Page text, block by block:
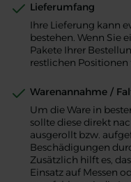
Lieferumfang
Ihre Lieferung kann
bestehen. Wenn Sie
Pakete Ihrer
restlichen
Warenannahme /
Um die Ware in
sollte diese direkt
ausgerollt bzw.
Beschädigungen
Zusätzlich hilft es,
Einsatz auf Messen